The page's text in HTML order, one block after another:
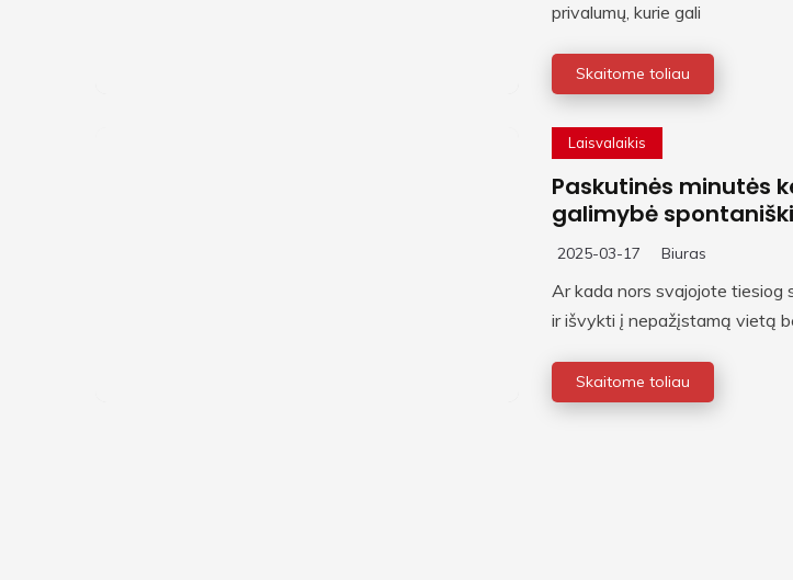
privalumų, kurie gali
Skaitome toliau
Laisvalaikis
Paskutinės minutės
galimybė
keliautojams
2025-03-17 Biuras
Ar kada nors svajojote tiesiog
ir išvykti į nepažįstamą vietą
Skaitome toliau